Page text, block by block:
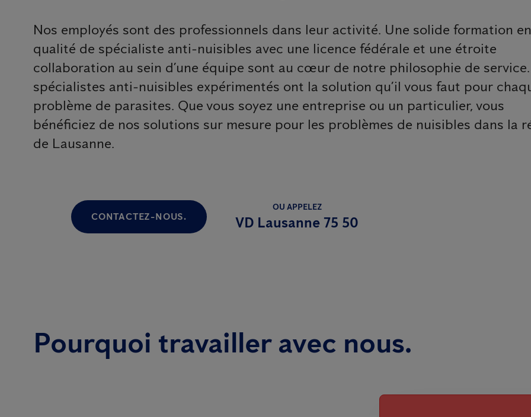
Nos employés sont des professionnels dans leur activité. Une solide formation en
qualité de spécialiste anti-nuisibles avec une licence fédérale et une étroite
collaboration au sein d’une équipe sont au cœur de notre philosophie de
spécialistes anti-nuisibles expérimentés ont la solution qu’il vous faut pour
problème de parasites. Que vous soyez une entreprise ou un particulier, vous
bénéficiez de nos solutions sur mesure pour les problèmes de nuisibles dans la
de Lausanne.
CONTACTEZ-NOUS.
OU APPELEZ
VD Lausanne 75 50
Pourquoi travailler avec nous.